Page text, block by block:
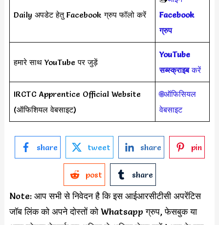
Daily अपडेट हेतु Facebook ग्रुप फॉलो करें
Facebook
ग्रुप
हमारे साथ YouTube पर जुड़ें
YouTube
सब्स्क्राइबकरें
IRCTC Apprentice Official Website
(ऑफिशियल वेबसाइट)
🌐ऑफिसियल
वेबसाइट
share tweet share pin
post share
Note: आप सभी से निवेदन है कि इस आईआरसीटीसी अपरेंटिस
जॉब लिंक को अपने दोस्तों को Whatsapp ग्रुप, फेसबुक या